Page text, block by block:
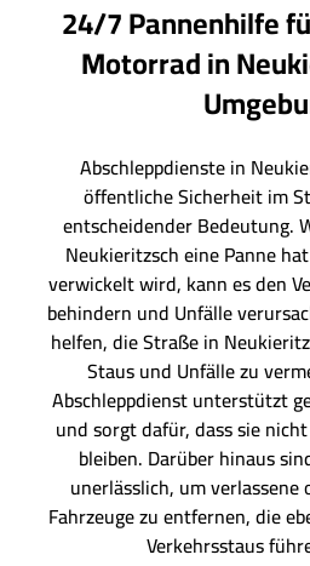
24/7 Pannenhilfe
Motorrad in
Abschleppdienste in
öffentliche Sicherheit im
entscheidender Bedeutung.
Neukieritzsch eine Panne
verwickelt wird, kann es den
behindern und Unfälle
helfen, die Straße in
Staus und Unfälle zu
Abschleppdienst unterstützt
und sorgt dafür, dass sie
bleiben. Darüber hinaus
unerlässlich, um
Fahrzeuge zu entfernen, die
Verkehrsstaus